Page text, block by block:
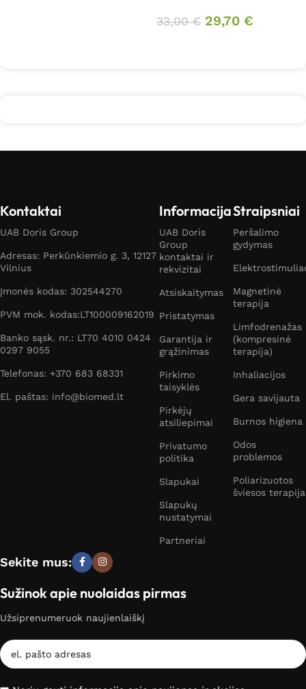
33,00€ 29,70 €
Kontaktai
UAB Doris Group
Adresas: Perkūnkiemio g. 3, 12127
Vilnius
Įmonės kodas: 302544270
PVM mok. kodas:LT100009162019
Banko sąsk. nr.: LT70 4010 0424
0297 9055
Telefonas: +370 683 68331
El. paštas: info@biomed.lt
Informacija
UAB Doris
Group
kontaktai ir
rekvizitai
Atsiskaitymas
Pristatymas
Garantija ir
grąžinimas
Pirkimo
taisyklės
Pirkėjų
atsiliepimai
Privatumo
politika
Slapukai
Slapukų
nustatymai
Partneriai
Straipsniai
Peršalimo
gydymas
Magnetinė
terapija
Limfodrenažas
(kompresinė
terapija)
Inhaliacijos
Gera savijauta
Burnos higiena
Odos
problemos
Poliarizuotos
šviesos terapija
Sekite mus:
Sužinok apie nuolaidas pirmas
Užsiprenumeruok naujienlaiškį